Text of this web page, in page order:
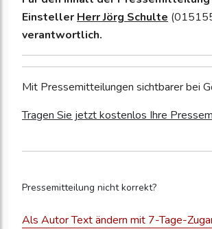
Einsteller Herr Jörg Schulte
verantwortlich.
Mit Pressemitteilungen sichtbarer bei
Tragen Sie jetzt kostenlos Ihre
Pressemitteilung nicht korrekt?
Als Autor Text ändern mit 7-Tage-